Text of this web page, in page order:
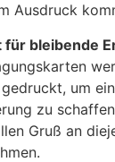
Ausdruck
bleibende
um
zu
Gruß an